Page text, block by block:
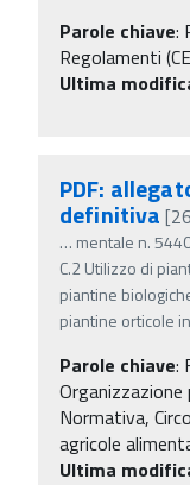
Parole chiave:
Regolamenti
Ultima
PDF:
definitiva
… mentale n.
C.2 Utilizzo di
piantine
piantine orticole
Parole chiave:
Organizzazione
Normativa,
agricole
Ultima